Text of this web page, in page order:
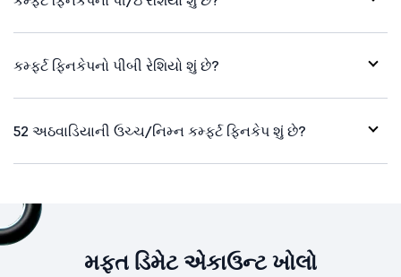
કમ્ફર્ટ ફિનકેપનો પીબી રેશિયો શું છે?
52 અઠવાડિયાની ઉચ્ચ/નિમ્ન કમ્ફર્ટ ફિનકેપ શું છે?
મફત ડિમેટ એકાઉન્ટ ખોલો